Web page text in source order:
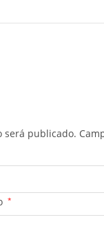
será publicado.
*